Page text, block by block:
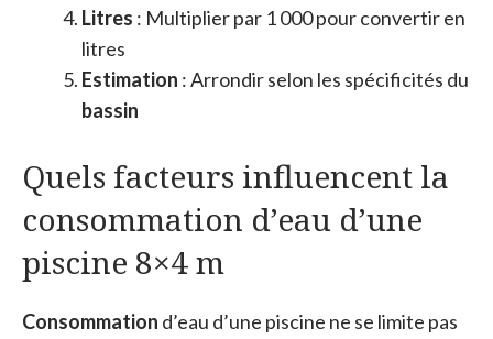
Litres : Multiplier par 1 000 pour convertir en
litres
Estimation : Arrondir selon les spécificités du
bassin
Quels facteurs influencent la
consommation d’eau d’une
piscine 8×4 m
Consommation d’eau d’une piscine ne se limite pas